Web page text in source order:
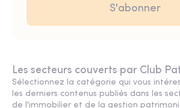
Les secteurs couverts par Club
Sélectionnez la catégorie qui vous
les derniers contenus publiés dans les
de l'immobilier et de la gestion